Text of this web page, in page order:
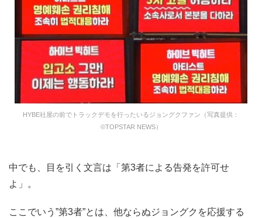
HYBE社屋の前でトラックデモを行ったいるジョングクファン（写真提供：
©TOPSTAR NEWS）
中でも、目を引く文言は「第3者による告発を許可せ
よ」。
ここでいう”第3者”とは、他ならぬジョングクを応援する